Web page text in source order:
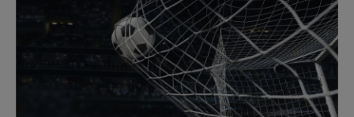
ASCULTĂ